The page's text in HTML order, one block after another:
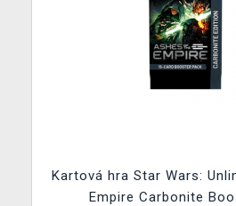
Kartová hra Star Wars:
Empire Carbonite